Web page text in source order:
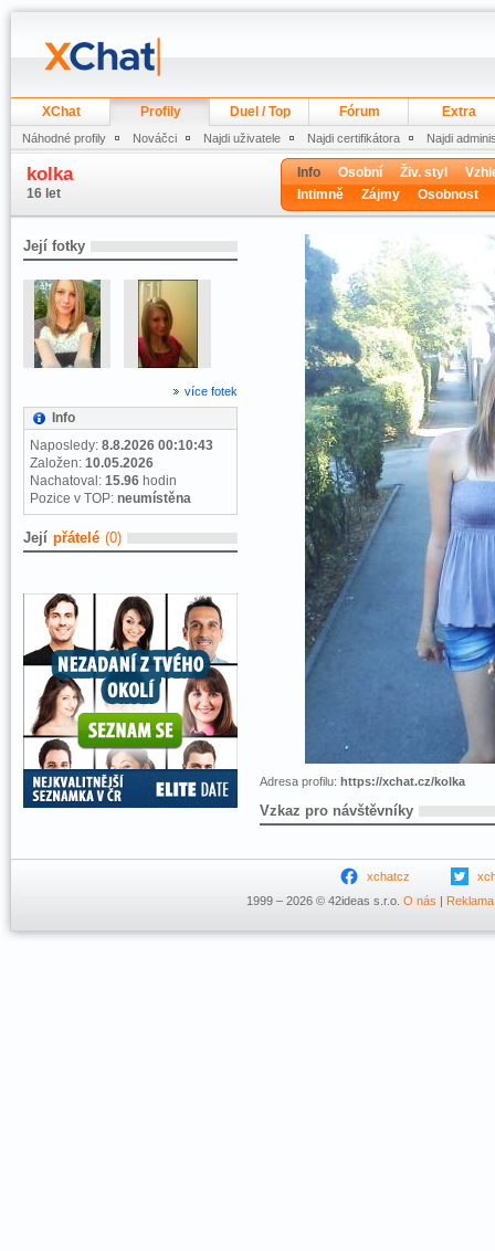
XChat Profily Duel / Top Fórum Extra
Náhodné profily Nováčci Najdi uživatele Najdi certifikátora Najdi
kolka
16 let
Info Osobní Živ. styl
Intimně
Zájmy Osobnost
Její fotky
více fotek
Info
Naposledy: 8.8.2026 00:10:43
Založen: 10.05.2026
Nachatoval: 15.96 hodin
Pozice v TOP: neumístěna
Její přátelé (0)
Adresa profilu: https://xchat.cz/kolka
Vzkaz pro návštěvníky
xchatcz
1999 – 2026 © 42ideas s.r.o. O nás | Reklama